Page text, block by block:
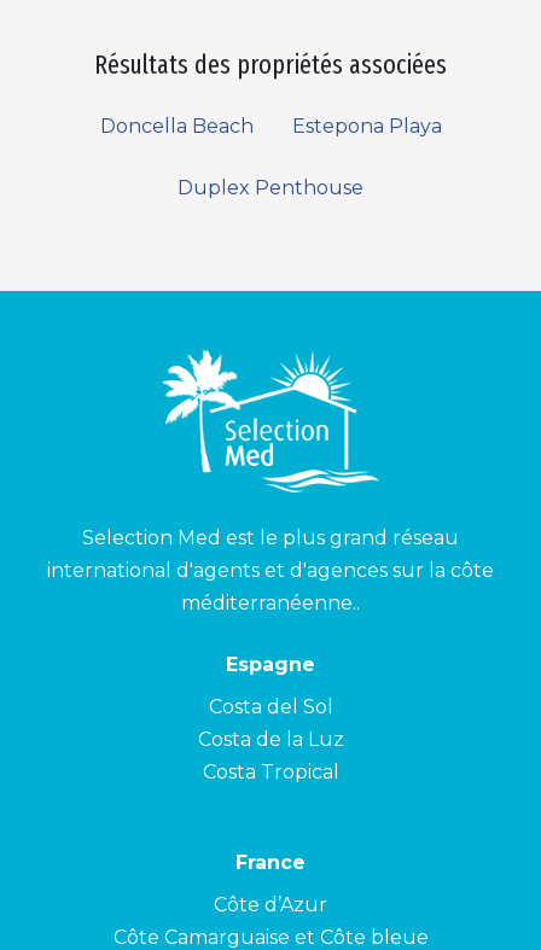
Résultats des propriétés associées
Doncella Beach Estepona Playa
Duplex Penthouse
Selection Med est le plus grand réseau
international d'agents et d'agences sur la côte
méditerranéenne..
Espagne
Costa del Sol
Costa de la Luz
Costa Tropical
France
Côte d’Azur
Côte Camarguaise et Côte bleue